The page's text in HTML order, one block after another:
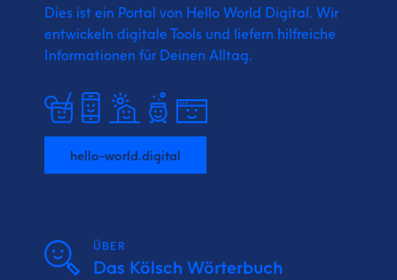
Dies ist ein Portal von Hello World Digital. Wir
entwickeln digitale Tools und liefern hilfreiche
Informationen für Deinen Alltag.
hello-world.digital
ÜBER
Das Kölsch Wörterbuch